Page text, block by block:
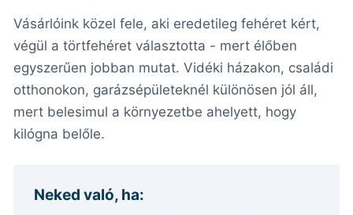
Vásárlóink közel fele, aki eredetileg fehéret kért,
végül a törtfehéret választotta - mert élőben
egyszerűen jobban mutat. Vidéki házakon, családi
otthonokon, garázsépületeknél különösen jól áll,
mert belesimul a környezetbe ahelyett, hogy
kilógna belőle.
Neked való, ha: